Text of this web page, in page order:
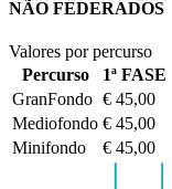
NÃO FEDERADOS
Valores por percurso
Percurso
1ª FASE
GranFondo € 45,00
Mediofondo € 45,00
Minifondo
€ 45,00